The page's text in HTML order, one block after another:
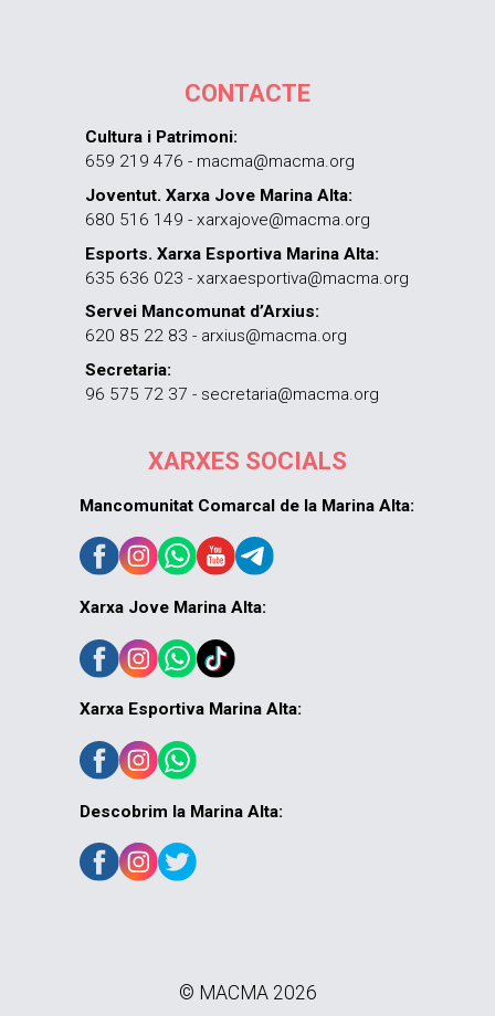
CONTACTE
Cultura i Patrimoni:
659 219 476 - macma@macma.org
Joventut. Xarxa Jove Marina Alta:
680 516 149 - xarxajove@macma.org
Esports. Xarxa Esportiva Marina Alta:
635 636 023 - xarxaesportiva@macma.org
Servei Mancomunat d’Arxius:
620 85 22 83 - arxius@macma.org
Secretaria:
96 575 72 37 - secretaria@macma.org
XARXES SOCIALS
Mancomunitat Comarcal de la Marina Alta:
Xarxa Jove Marina Alta:
Xarxa Esportiva Marina Alta:
Descobrim la Marina Alta:
© MACMA 2026